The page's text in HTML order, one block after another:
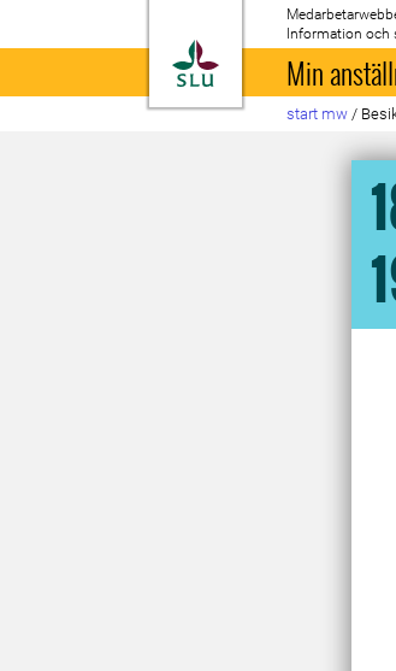
Till startsida
Information och
Min
start mw /